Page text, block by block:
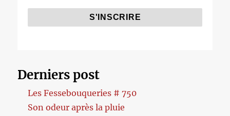
Derniers post
Les Fessebouqueries # 750
Son odeur après la pluie